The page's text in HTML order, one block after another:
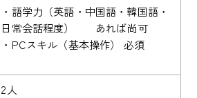
・語学力（英語・中国語・韓国語・
日常会話程度） あれば尚可
・PCスキル（基本操作） 必須
2人